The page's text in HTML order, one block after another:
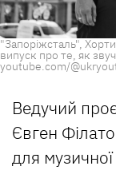
"Запоріжсталь",
випуск про те, як
youtube.com/
Ведучий
Євген
для